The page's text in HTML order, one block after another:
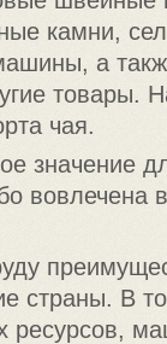
камни,
а
товары.
чая.
значение
вовлечена
страны. В
ресурсов,